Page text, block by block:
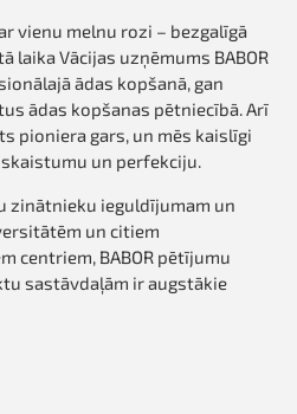
vienu melnu rozi – bezgalīgā
laika Vācijas uzņēmums BABOR
ādas kopšanā, gan
ādas kopšanas pētniecībā. Arī
pioniera gars, un mēs kaislīgi
un perfekciju.
zinātnieku ieguldījumam un
un citiem
centriem, BABOR pētījumu
sastāvdaļām ir augstākie